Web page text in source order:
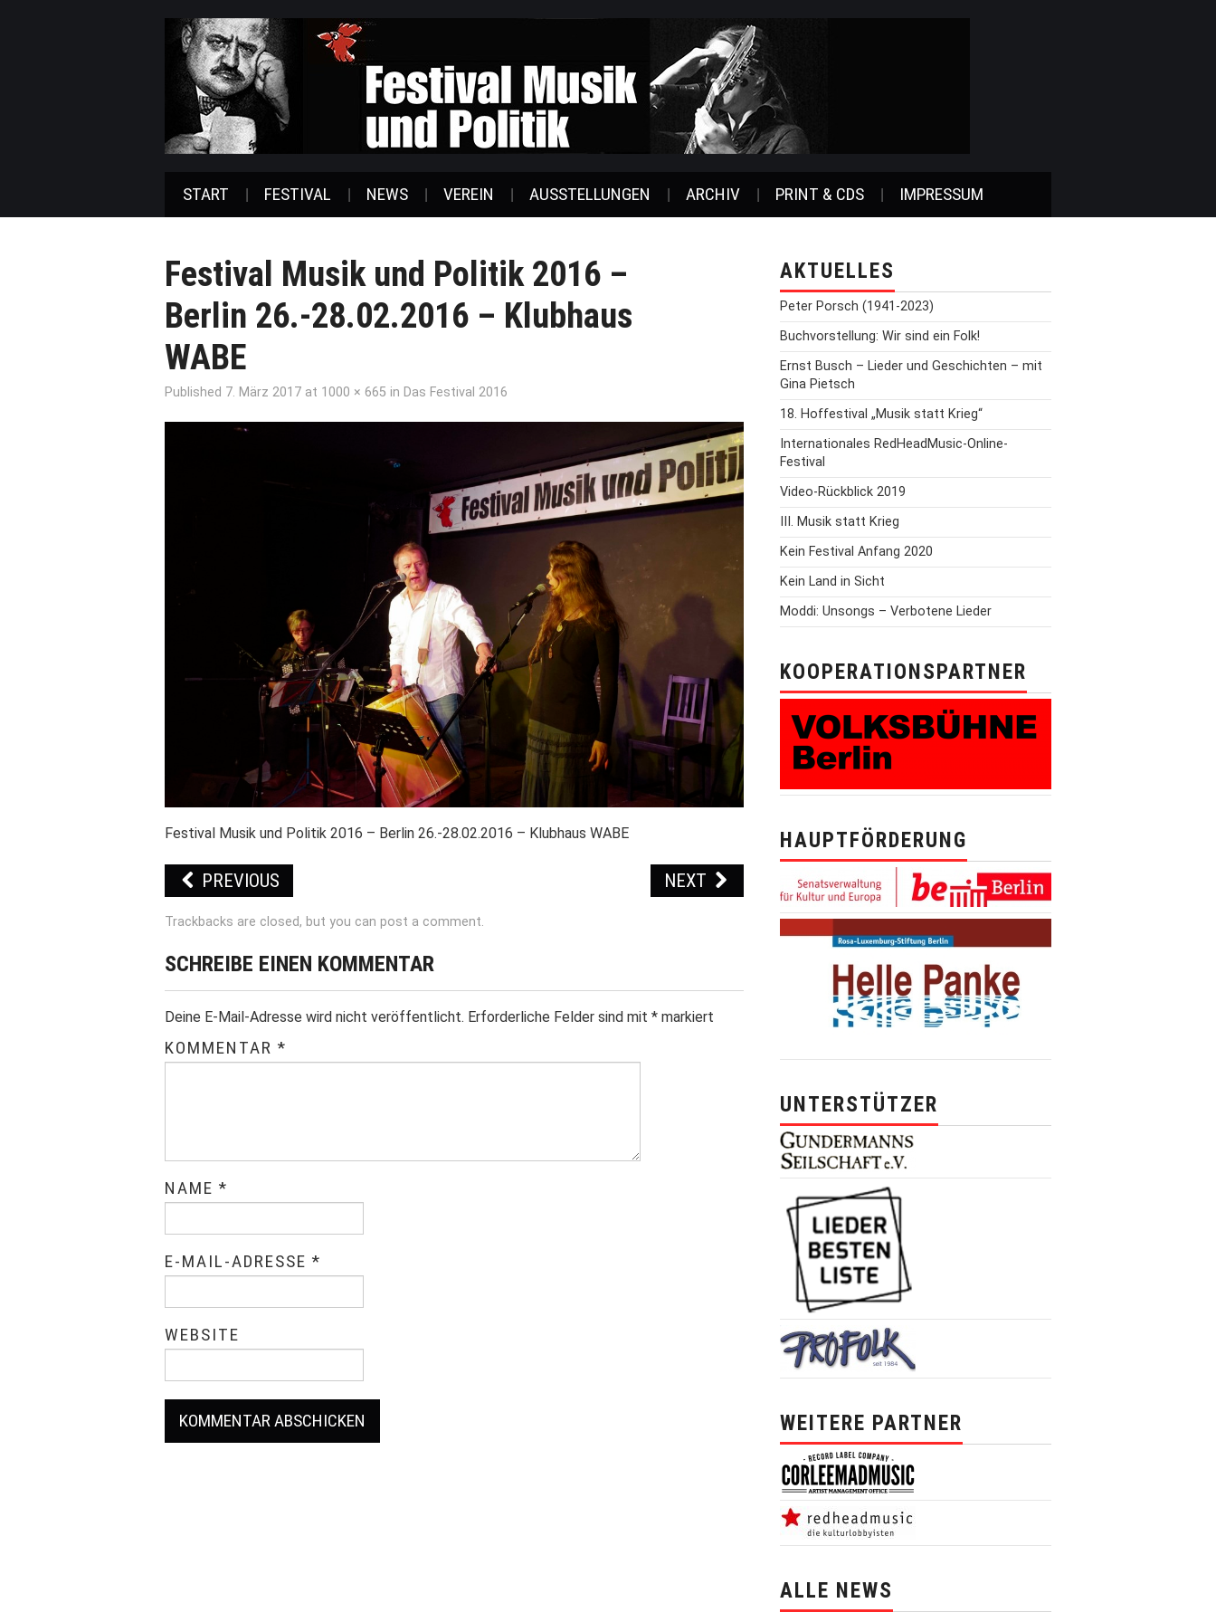
START FESTIVAL NEWS VEREIN AUSSTELLUNGEN ARCHIV PRINT & CDS IMPRESSUM
Festival Musik und Politik 2016 –
Berlin 26.-28.02.2016 – Klubhaus
WABE
Published 7. März 2017 at 1000 × 665 in Das Festival 2016
Festival Musik und Politik 2016 – Berlin 26.-28.02.2016 – Klubhaus WABE
PREVIOUS NEXT
Trackbacks are closed, but you can post a comment.
SCHREIBE EINEN KOMMENTAR
Deine E-Mail-Adresse wird nicht veröffentlicht. Erforderliche Felder sind mit * markiert
KOMMENTAR *
NAME *
E-MAIL-ADRESSE *
WEBSITE
AKTUELLES
Peter Porsch (1941-2023)
Buchvorstellung: Wir sind ein Folk!
Ernst Busch – Lieder und Geschichten – mit
Gina Pietsch
18. Hoffestival „Musik statt Krieg“
Internationales RedHeadMusic-Online-
Festival
Video-Rückblick 2019
III. Musik statt Krieg
Kein Festival Anfang 2020
Kein Land in Sicht
Moddi: Unsongs – Verbotene Lieder
KOOPERATIONSPARTNER
HAUPTFÖRDERUNG
UNTERSTÜTZER
WEITERE PARTNER
ALLE NEWS